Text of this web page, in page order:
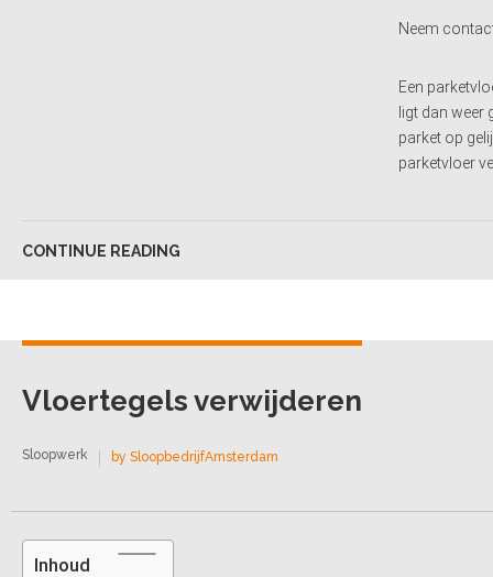
Neem
Een
ligt dan
parket op
parketvloer
CONTINUE READING
Vloertegels verwijderen
by SloopbedrijfAmsterdam
Sloopwerk
Inhoud